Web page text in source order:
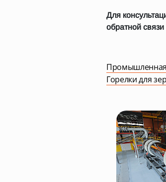
Для
обратной
Промышленная
Горелки для